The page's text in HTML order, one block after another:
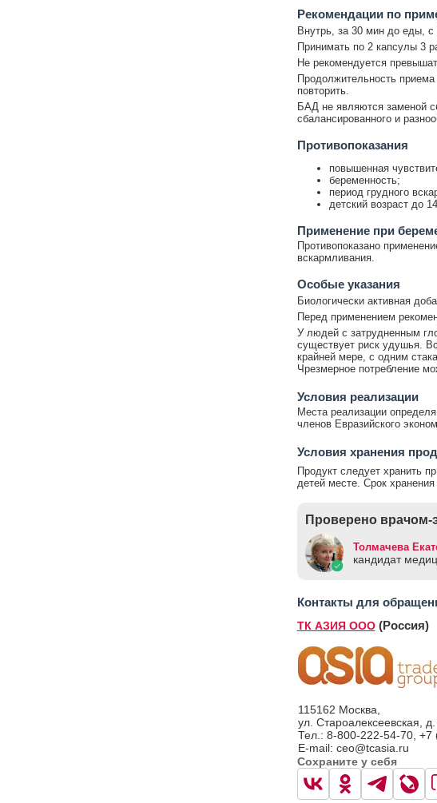
Рекомендации по
Внутрь, за 30 мин до еды, с
Принимать по 2 капсулы 3
Не рекомендуется
Продолжительность
повторить.
БАД не являются заменой
сбалансированного и
Противопоказания
повышенная
беременность;
период грудного
детский возраст до
Применение при
Противопоказано
вскармливания.
Особые указания
Биологически активная
Перед применением
У людей с затрудненным
существует риск удушья.
крайней мере, с одним
Чрезмерное потребление
Условия реализации
Места реализации
членов Евразийского
Условия хранения
Продукт следует хранить
детей месте. Срок
Проверено врачом-
Толмачева
кандидат
Контакты для
ТК АЗИЯ ООО (Россия)
115162 Москва,
ул. Староалексеевская,
Тел.: 8-800-222-54-70, +7
E-mail: ceo@tcasia.ru
Сохраните у себя